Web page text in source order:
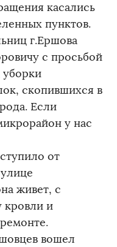
касались
пунктов.
г.Ершова
с просьбой
скопившихся в
Если
у нас
от
живет, с
кровли и
вошел